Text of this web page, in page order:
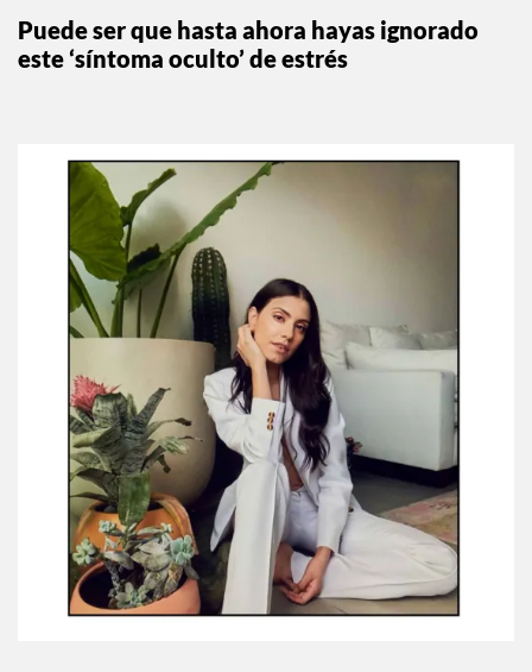
Puede ser que hasta ahora hayas ignorado
este ‘síntoma oculto’ de estrés